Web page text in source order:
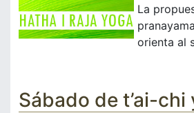
La
orienta al
Sábado de t’ai-